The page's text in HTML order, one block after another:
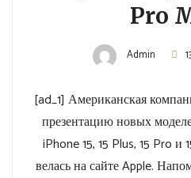
Pro
Admin
[ad_1] Американская
презентацию новых
iPhone 15, 15 Plus, 15 Pro
велась на сайте Apple.